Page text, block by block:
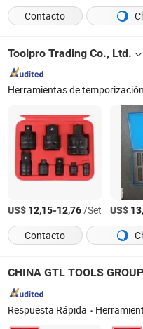
Contacto
Toolpro Trading Co., Ltd.
US$ 12,15-12,76/Set US$
Contacto
CHINA GTL TOOLS
Respuesta Rápida Herramientas eléctricas, herramientas de potencia,